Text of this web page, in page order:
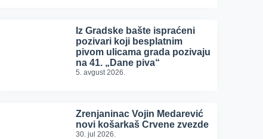
Iz Gradske bašte ispraćeni
pozivari koji besplatnim
pivom ulicama grada pozivaju
na 41. „Dane piva“
5. avgust 2026.
Zrenjaninac Vojin Medarević
novi košarkaš Crvene zvezde
30. jul 2026.